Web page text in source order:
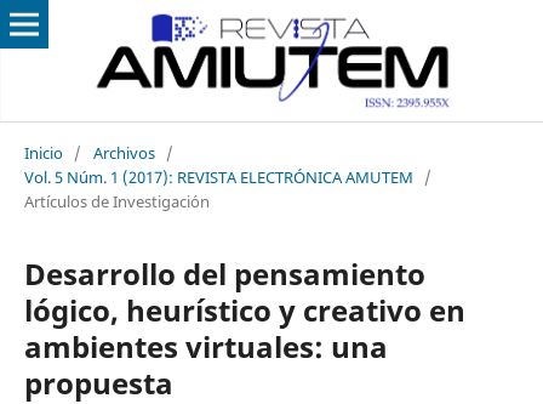
Inicio / Archivos /
Vol. 5 Núm. 1 (2017): REVISTA ELECTRÓNICA AMUTEM
/
Artículos de Investigación
Desarrollo del pensamiento
lógico, heurístico y creativo en
ambientes virtuales: una
propuesta